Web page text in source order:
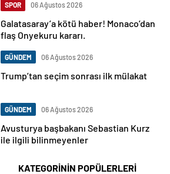
SPOR 06 Ağustos 2026
Galatasaray’a kötü haber! Monaco’dan
flaş Onyekuru kararı.
GÜNDEM 06 Ağustos 2026
Trump’tan seçim sonrası ilk mülakat
GÜNDEM 06 Ağustos 2026
Avusturya başbakanı Sebastian Kurz
ile ilgili bilinmeyenler
KATEGORİNİN POPÜLERLERİ